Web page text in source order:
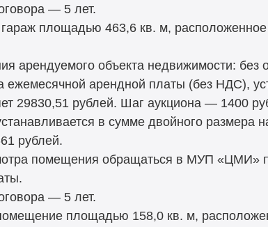
— 5 лет.
площадью 463,6 кв. м, расположенное
арендуемого объекта недвижимости: без
ежемесячной арендной платы (без НДС),
29830,51 рублей. Шаг аукциона — 1400
в сумме двойного
рублей.
помещения обращаться в МУП «ЦМИ»
— 5 лет.
площадью 158,0 кв. м,